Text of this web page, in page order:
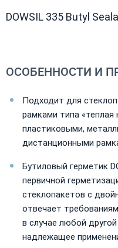
DOWSIL 335 Butyl
ОСОБЕННОСТИ И
Подходит для
рамками типа
пластиковыми,
дистанционными
Бутиловый герметик
первичной
стеклопакетов с
отвечает
в случае любой
надлежащее